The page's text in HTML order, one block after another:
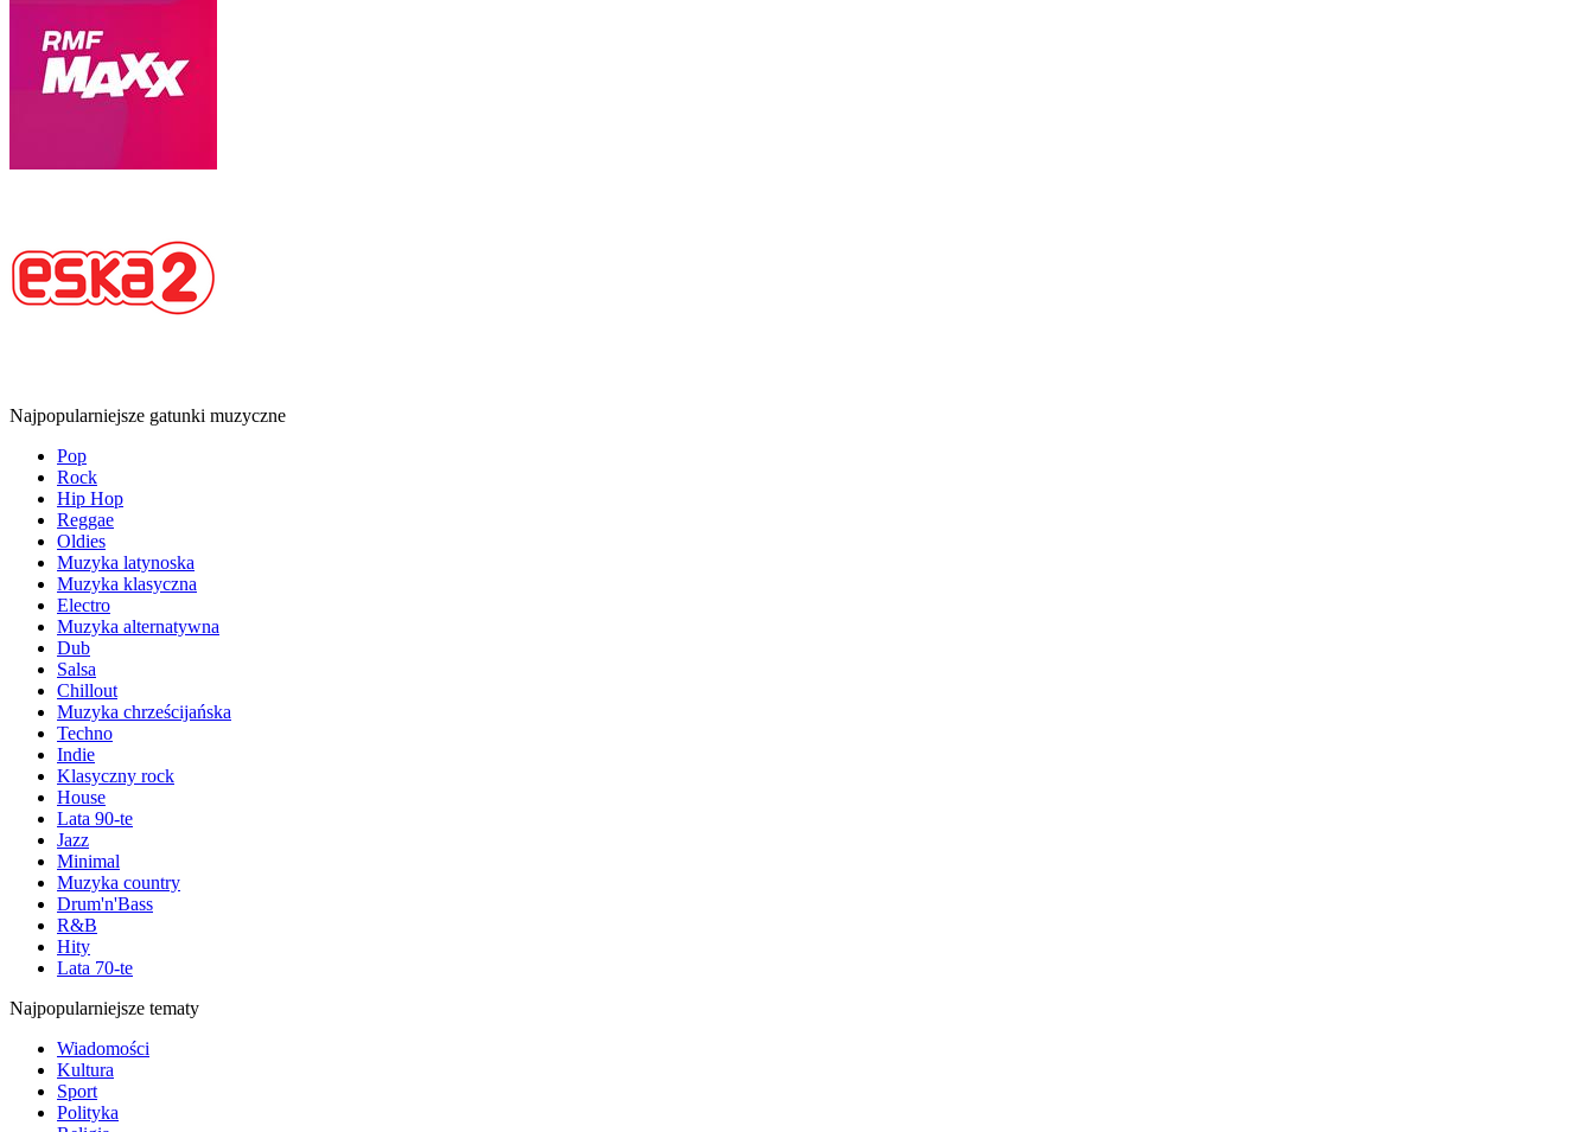
Najpopularniejsze gatunki muzyczne
Pop
Rock
Hip Hop
Reggae
Oldies
Muzyka latynoska
Muzyka klasyczna
Electro
Muzyka alternatywna
Dub
Salsa
Chillout
Muzyka chrześcijańska
Techno
Indie
Klasyczny rock
House
Lata 90-te
Jazz
Minimal
Muzyka country
Drum'n'Bass
R&B
Hity
Lata 70-te
Najpopularniejsze tematy
Wiadomości
Kultura
Sport
Polityka